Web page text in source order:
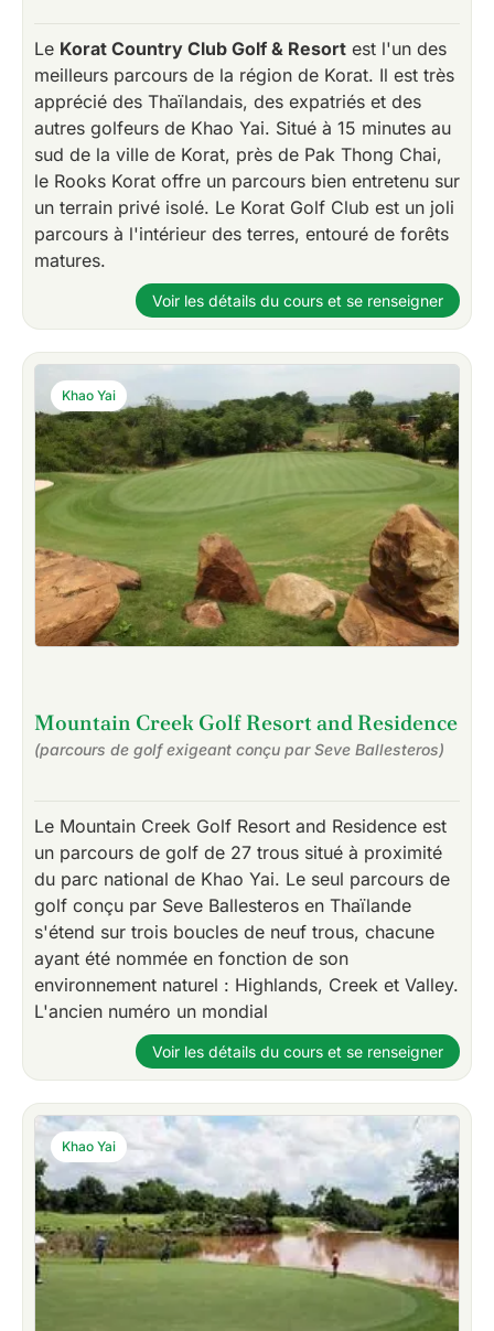
Le Korat Country Club Golf & Resort est l'un des
meilleurs parcours de la région de Korat. Il est très
apprécié des Thaïlandais, des expatriés et des
autres golfeurs de Khao Yai. Situé à 15 minutes au
sud de la ville de Korat, près de Pak Thong Chai,
le Rooks Korat offre un parcours bien entretenu sur
un terrain privé isolé. Le Korat Golf Club est un joli
parcours à l'intérieur des terres, entouré de forêts
matures.
Voir les détails du cours et se renseigner
Mountain Creek Golf Resort and Residence
(parcours de golf exigeant conçu par Seve Ballesteros)
Le Mountain Creek Golf Resort and Residence est
un parcours de golf de 27 trous situé à proximité
du parc national de Khao Yai. Le seul parcours de
golf conçu par Seve Ballesteros en Thaïlande
s'étend sur trois boucles de neuf trous, chacune
ayant été nommée en fonction de son
environnement naturel : Highlands, Creek et Valley.
L'ancien numéro un mondial
Khao Yai
Voir les détails du cours et se renseigner
Khao Yai